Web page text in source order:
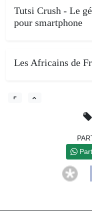
Tutsi Crush - Le
pour smartphone
Les Africains de